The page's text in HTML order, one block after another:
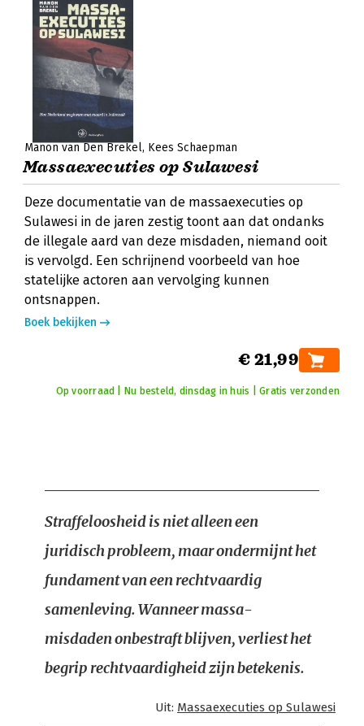
Manon van Den Brekel Kees Schaepman
Massaexecuties op Sulawesi
Deze documentatie van de massaexecuties op
Sulawesi in de jaren zestig toont aan dat ondanks
de illegale aard van deze misdaden, niemand ooit
is vervolgd. Een schrijnend voorbeeld van hoe
statelijke actoren aan vervolging kunnen
ontsnappen.
Boek bekijken
€ 21,99
Op voorraad | Nu besteld, dinsdag in huis | Gratis verzonden
Straffeloosheid is niet alleen een
juridisch probleem, maar ondermijnt het
fundament van een rechtvaardig
samenleving. Wanneer massa-
misdaden onbestraft blijven, verliest het
begrip rechtvaardigheid zijn betekenis.
Uit: Massaexecuties op Sulawesi